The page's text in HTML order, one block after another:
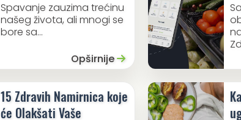
Spavanje zauzima trećinu
našeg života, ali mnogi se
bore sa...
Opširnije
15 Zdravih Namirnica koje
će Olakšati Vaše